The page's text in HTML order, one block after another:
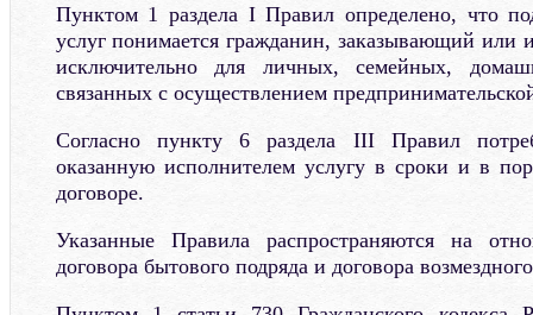
Пунктом 1 раздела I Правил определено, что
услуг понимается гражданин, заказывающий или
исключительно для личных, семейных,
связанных с осуществлением
Согласно пункту 6 раздела III Правил
оказанную исполнителем услугу в сроки и в
договоре.
Указанные Правила распространяются на
договора бытового подряда и договора